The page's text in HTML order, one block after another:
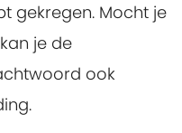
gekregen. Mocht je
je de
ook